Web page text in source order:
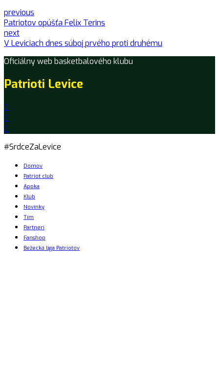
previous
Patriotov opúšťa Felix Terins
next
V Leviciach dnes súboj prvého proti druhému
Oficiálny web basketbalového klubu
Patrioti Levice
#SrdceZaLevice
Domov
Patriot club
Appka
Klub
Novinky
Tím
Partneri
Fanshop
Bežecká liga Patriotov